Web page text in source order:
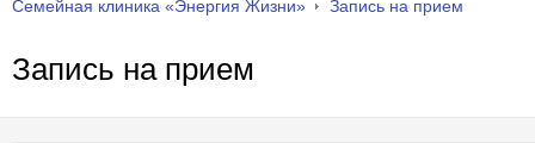
Семейная клиника «Энергия Жизни» Запись на прием
Запись на прием